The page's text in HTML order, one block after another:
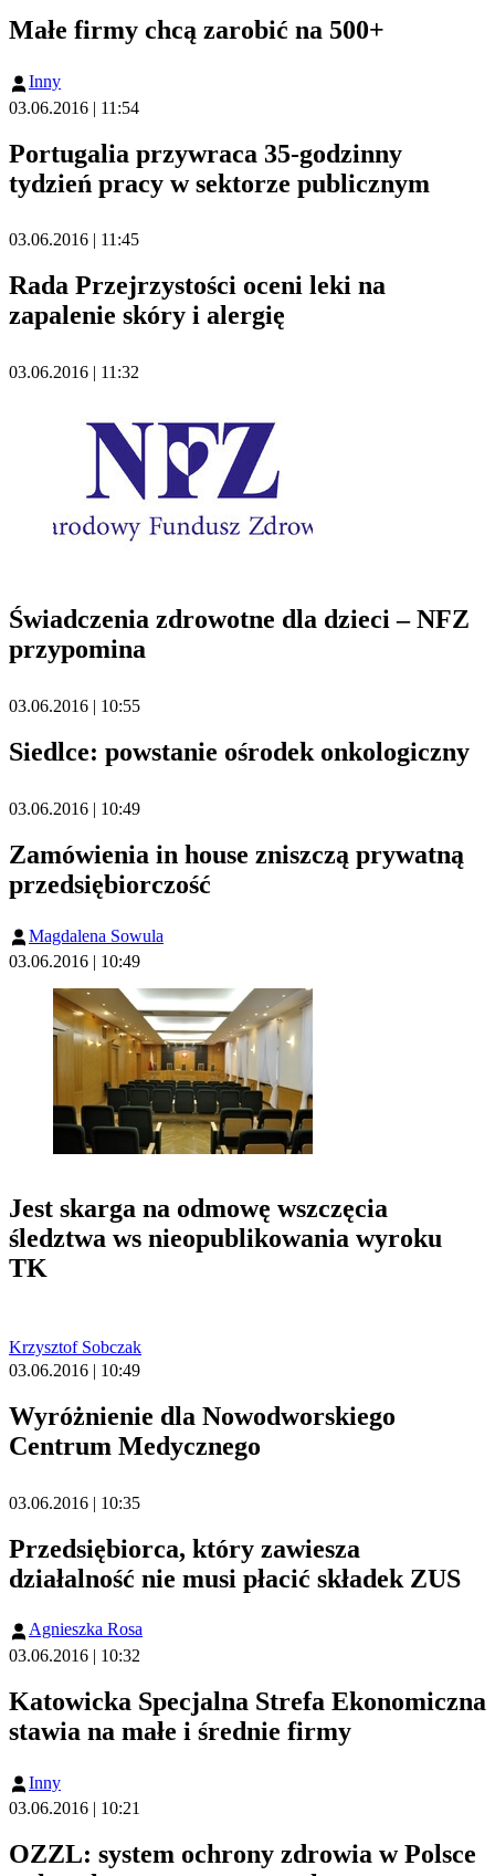
Małe firmy chcą zarobić na 500+
Inny
03.06.2016 | 11:54
Portugalia przywraca 35-godzinny
tydzień pracy w sektorze publicznym
03.06.2016 | 11:45
Rada Przejrzystości oceni leki na
zapalenie skóry i alergię
03.06.2016 | 11:32
Świadczenia zdrowotne dla dzieci – NFZ
przypomina
03.06.2016 | 10:55
Siedlce: powstanie ośrodek onkologiczny
03.06.2016 | 10:49
Zamówienia in house zniszczą prywatną
przedsiębiorczość
Magdalena Sowula
03.06.2016 | 10:49
Jest skarga na odmowę wszczęcia
śledztwa ws nieopublikowania wyroku
TK
Krzysztof Sobczak
03.06.2016 | 10:49
Wyróżnienie dla Nowodworskiego
Centrum Medycznego
03.06.2016 | 10:35
Przedsiębiorca, który zawiesza
działalność nie musi płacić składek ZUS
Agnieszka Rosa
03.06.2016 | 10:32
Katowicka Specjalna Strefa Ekonomiczna
stawia na małe i średnie firmy
Inny
03.06.2016 | 10:21
OZZL: system ochrony zdrowia w Polsce